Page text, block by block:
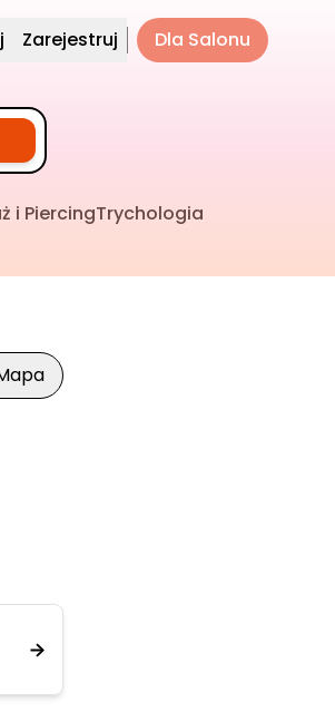
Zarejestruj Dla Salonu
i PiercingTrychologia
widok mapy